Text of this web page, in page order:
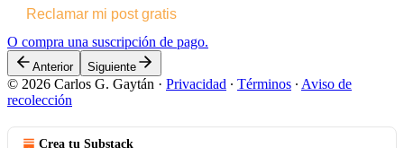
Reclamar mi post gratis
O compra una suscripción de pago.
Anterior Siguiente
© 2026 Carlos G. Gaytán · Privacidad ∙ Términos ∙ Aviso de
recolección
Crea tu Substack